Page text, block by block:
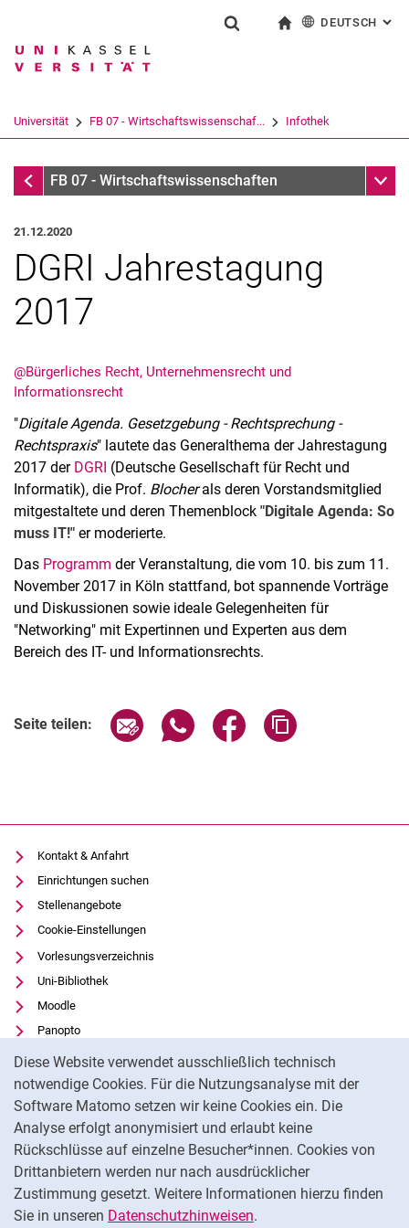
Springe direkt zu: Inhalt
Springe direkt zu: Suche
Springe direkt zu:
Diese Website verwendet ausschließlich technisch
notwendige Cookies. Für die Nutzungsanalyse mit der
Software Matomo setzen wir keine Cookies ein. Die
Analyse erfolgt anonymisiert und erlaubt keine
Rückschlüsse auf einzelne Besucher*innen. Cookies von
Drittanbietern werden nur nach ausdrücklicher
Zustimmung gesetzt. Weitere Informationen hierzu finden
Sie in unseren Datenschutzhinweisen.
Suchbegriff
Suchen (öffnet externen Link in einem
DEUTSCH :
Universität FB 07 - Wirtschaftswissenschaf... Infothek
InfothekFB 07 - Wirtschaftswissenschaften
Aktuelles
Termine
21.12.2020
DGRI Jahrestagung
2017
@Bürgerliches Recht, Unternehmensrecht und
Informationsrecht
"Digitale Agenda. Gesetzgebung - Rechtsprechung -
Rechtspraxis" lautete das Generalthema der Jahrestagung
2017 der DGRI (Deutsche Gesellschaft für Recht und
Informatik), die Prof. Blocherals deren Vorstandsmitglied
mitgestaltete und deren Themenblock "Digitale Agenda: So
muss IT!" er moderierte.
Das Programm der Veranstaltung, die vom 10. bis zum 11.
November 2017 in Köln stattfand, bot spannende Vorträge
und Diskussionen sowie ideale Gelegenheiten für
"Networking" mit Expertinnen und Experten aus dem
Bereich des IT- und Informationsrechts.
Seite teilen: Seite über E-Mail teilen
Seite über WhatsApp teilen
Seite über Facebook
Kontakt & Anfahrt
Einrichtungen suchen
Stellenangebote
Cookie-Einstellungen
Vorlesungsverzeichnis
Uni-Bibliothek
Moodle
Panopto
Datenschutz
Barrierefreiheit
Transparenter KI-Einsatz
Impressum
Externer Link: Universität Kassel auf
Facebook(öffnet neues Fenster)
Externer Link: Universität Kassel auf
Instagram (öffnet neues Fenster)